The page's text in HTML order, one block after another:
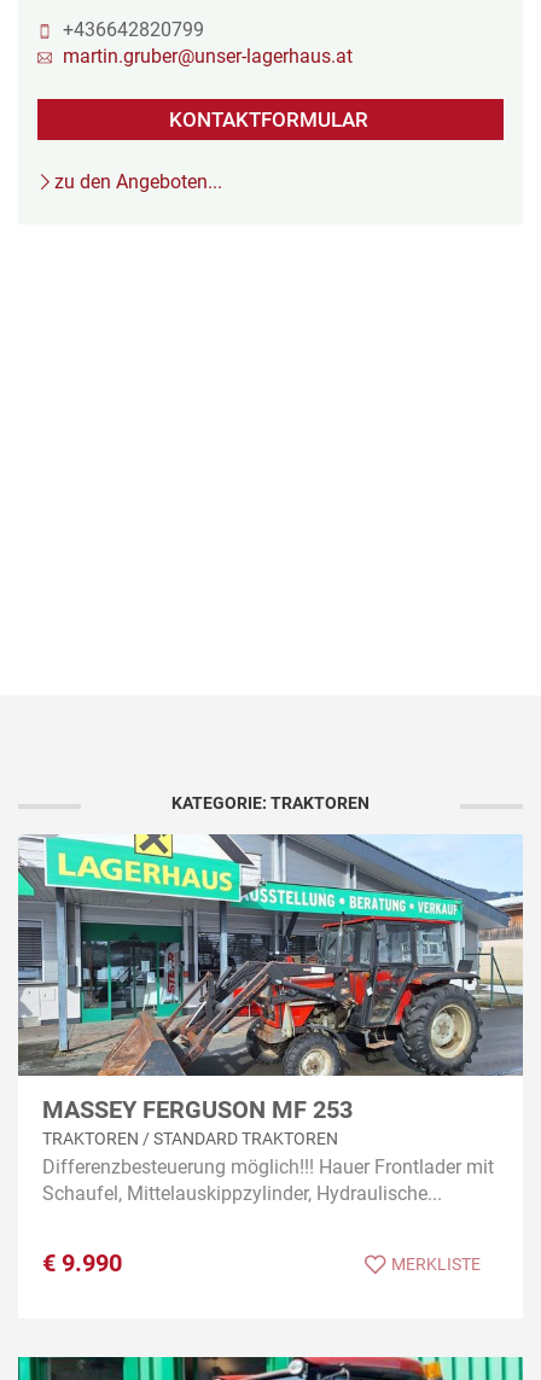
+436642820799
martin.gruber@unser-lagerhaus.at
KONTAKTFORMULAR
zu den Angeboten...
KATEGORIE: TRAKTOREN
MASSEY FERGUSON MF 253
TRAKTOREN / STANDARD TRAKTOREN
Differenzbesteuerung möglich!!! Hauer Frontlader mit
Schaufel, Mittelauskippzylinder, Hydraulische...
€ 9.990 MERKLISTE